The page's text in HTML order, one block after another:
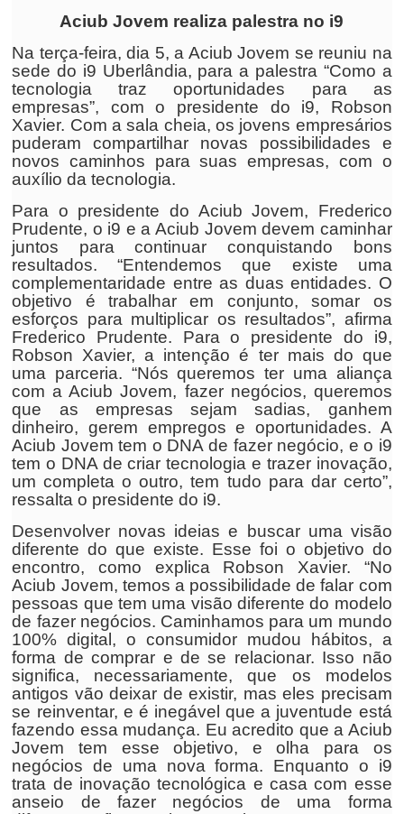
Aciub Jovem realiza palestra no i9
Na terça-feira, dia 5, a Aciub Jovem se reuniu na
sede do i9 Uberlândia, para a palestra “Como a
tecnologia traz oportunidades para as
empresas”, com o presidente do i9, Robson
Xavier. Com a sala cheia, os jovens empresários
puderam compartilhar novas possibilidades e
novos caminhos para suas empresas, com o
auxílio da tecnologia.
Para o presidente do Aciub Jovem, Frederico
Prudente, o i9 e a Aciub Jovem devem caminhar
juntos para continuar conquistando bons
resultados. “Entendemos que existe uma
complementaridade entre as duas entidades. O
objetivo é trabalhar em conjunto, somar os
esforços para multiplicar os resultados”, afirma
Frederico Prudente. Para o presidente do i9,
Robson Xavier, a intenção é ter mais do que
uma parceria. “Nós queremos ter uma aliança
com a Aciub Jovem, fazer negócios, queremos
que as empresas sejam sadias, ganhem
dinheiro, gerem empregos e oportunidades. A
Aciub Jovem tem o DNA de fazer negócio, e o i9
tem o DNA de criar tecnologia e trazer inovação,
um completa o outro, tem tudo para dar certo”,
ressalta o presidente do i9.
Desenvolver novas ideias e buscar uma visão
diferente do que existe. Esse foi o objetivo do
encontro, como explica Robson Xavier. “No
Aciub Jovem, temos a possibilidade de falar com
pessoas que tem uma visão diferente do modelo
de fazer negócios. Caminhamos para um mundo
100% digital, o consumidor mudou hábitos, a
forma de comprar e de se relacionar. Isso não
significa, necessariamente, que os modelos
antigos vão deixar de existir, mas eles precisam
se reinventar, e é inegável que a juventude está
fazendo essa mudança. Eu acredito que a Aciub
Jovem tem esse objetivo, e olha para os
negócios de uma nova forma. Enquanto o i9
trata de inovação tecnológica e casa com esse
anseio de fazer negócios de uma forma